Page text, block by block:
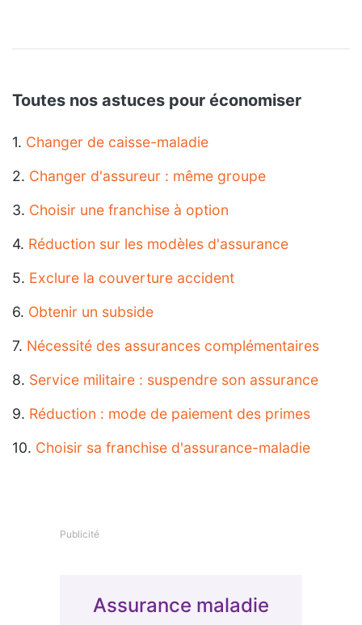
Toutes nos astuces pour économiser
1. Changer de caisse-maladie
2. Changer d'assureur : même groupe
3. Choisir une franchise à option
4. Réduction sur les modèles d'assurance
5. Exclure la couverture accident
6. Obtenir un subside
7. Nécessité des assurances complémentaires
8. Service militaire : suspendre son assurance
9. Réduction : mode de paiement des primes
10. Choisir sa franchise d'assurance-maladie
Publicité
Assurance maladie